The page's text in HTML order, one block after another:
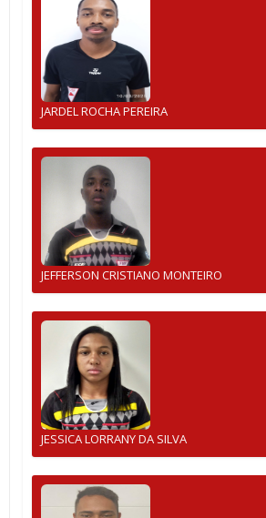
JARDEL ROCHA PEREIRA
JEFFERSON CRISTIANO MONTEIRO
JESSICA LORRANY DA SILVA